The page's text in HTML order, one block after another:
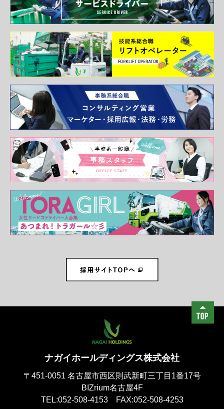
ナガイホールディングス株式会社
〒451-0051 名古屋市西区則武新町三丁目1番17号
BIZrium名古屋4F
TEL:052-508-4153 FAX:052-508-4253